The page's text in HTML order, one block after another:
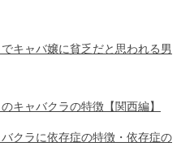
キャバ嬢に貧乏だと思われる男
キャバクラの特徴【関西編】
クラに依存症の特徴・依存症の